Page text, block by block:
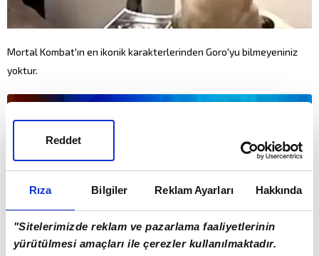
Rıza Bilgiler Reklam Ayarları Hakkında
"Sitelerimizde reklam ve pazarlama faaliyetlerinin
yürütülmesi amaçları ile çerezler kullanılmaktadır.
Reddet
Mortal Kombat'ın en ikonik karakterlerinden Goro'yu bilmeyeniniz
yoktur.